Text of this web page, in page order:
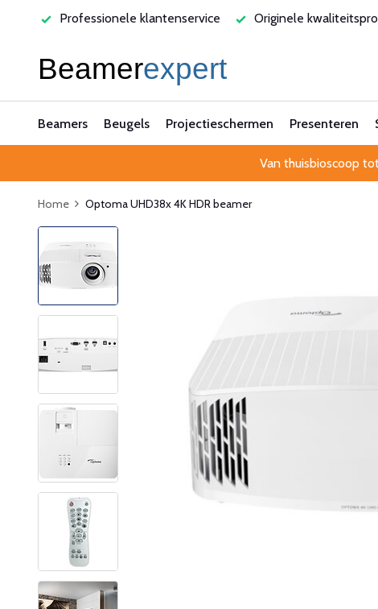
Professionele klantenservice Originele
Beamers Beugels Projectieschermen Presenteren
Van thuisbioscoop
Home Optoma UHD38x 4K HDR beamer